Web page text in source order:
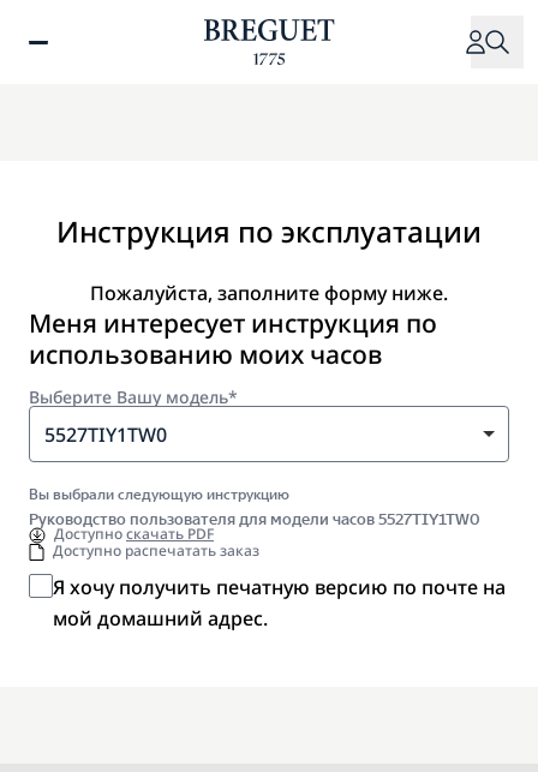
Инструкция по эксплуатации
Пожалуйста, заполните форму ниже.
Меня интересует инструкция по
использованию моих часов
Выберите Вашу модель*
5527TIY1TW0
Вы выбрали следующую инструкцию
Руководство пользователя для модели часов 5527TIY1TW0
Доступноскачать PDF
Доступно распечатать заказ
Я хочу получить печатную версию по почте на
мой домашний адрес.